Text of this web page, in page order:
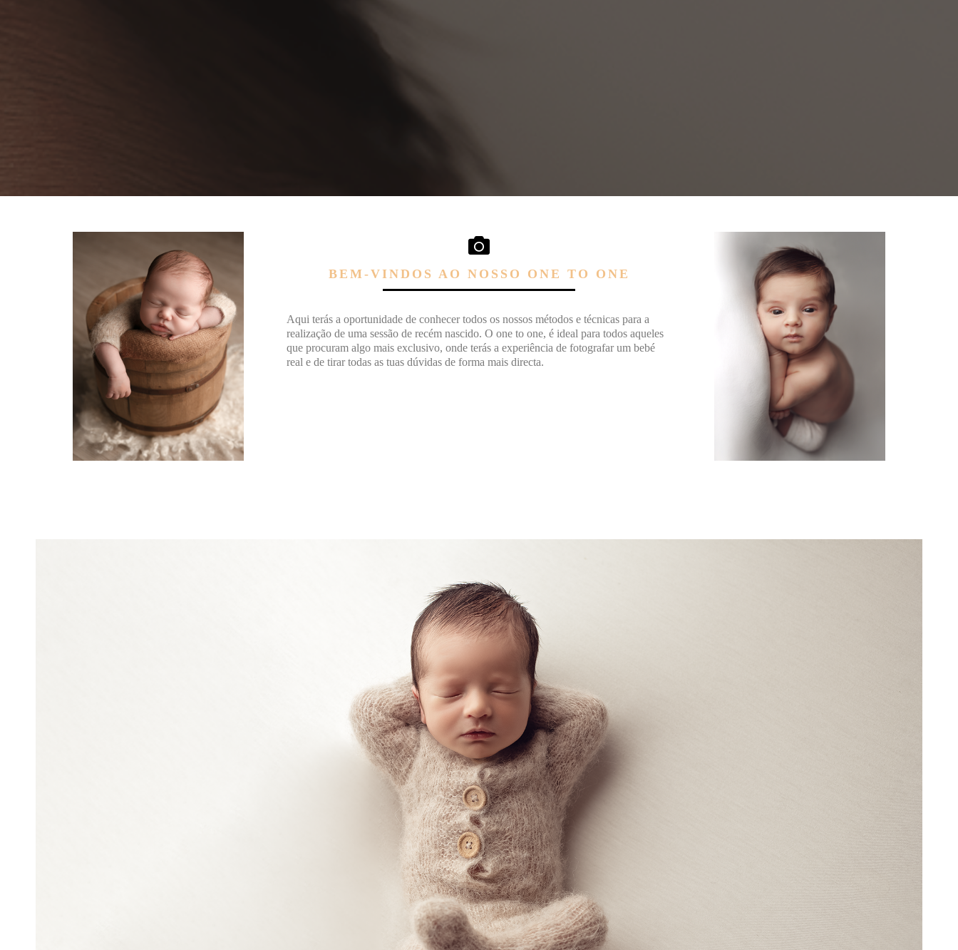
BEM-VINDOS AO NOSSO ONE TO ONE
Aqui terás a oportunidade de conhecer todos os nossos métodos e técnicas para a
realização de uma sessão de recém nascido. O one to one, é ideal para todos aqueles
que procuram algo mais exclusivo, onde terás a experiência de fotografar um bebé
real e de tirar todas as tuas dúvidas de forma mais directa.